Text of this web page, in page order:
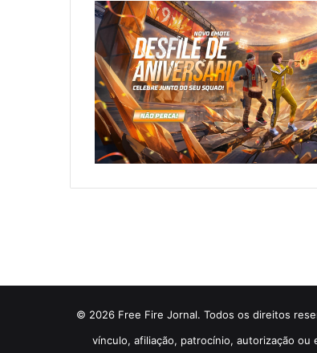
© 2026 Free Fire Jornal. Todos os direitos
vínculo, afiliação, patrocínio, autorização ou